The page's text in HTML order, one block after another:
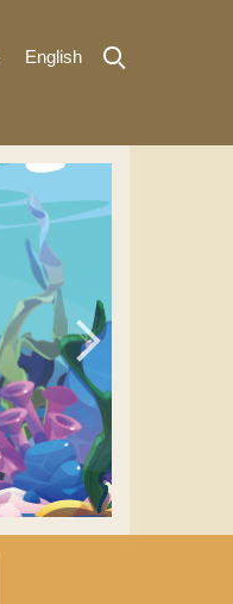
English